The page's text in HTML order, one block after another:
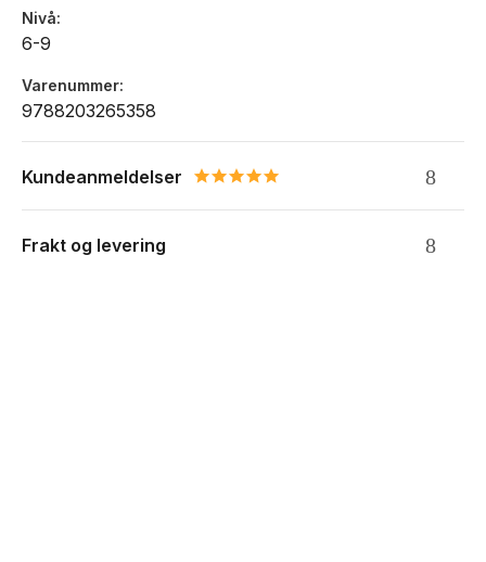
Nivå
6-9
Varenummer
9788203265358
Kundeanmeldelser 5.0 star rating
Frakt og levering